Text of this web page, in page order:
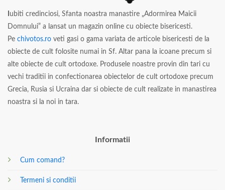
ubiti credinciosi, Sfanta noastra manastire „Adormirea Maicii
Domnului” a lansat un magazin online cu obiecte bisericesti.
Pe chivotos.ro veti gasi o gama variata de articole bisericesti de la
obiecte de cult folosite numai in Sf. Altar pana la icoane precum si
alte obiecte de cult ortodoxe. Produsele noastre provin din tari cu
vechi traditii in confectionarea obiectelor de cult ortodoxe precum
Grecia, Rusia si Ucraina dar si obiecte de cult realizate in manastirea
noastra si la noi in tara.
Informatii
Cum comand?
Termeni si conditii